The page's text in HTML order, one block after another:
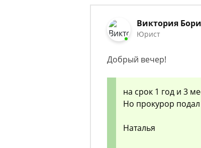
Виктория
Юрист
Добрый вечер!
на срок 1 год и 3
Но прокурор
Наталья